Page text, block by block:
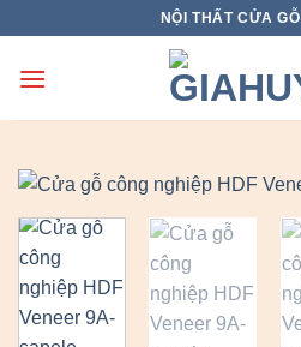
content
NỘI THẤT CỬA